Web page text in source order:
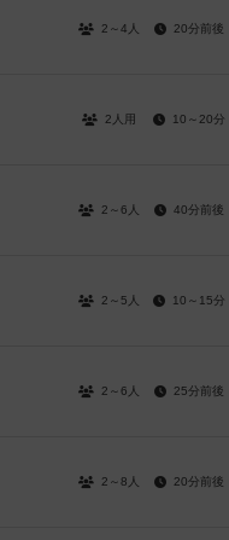
2～4人 20分前後
2人用 10～20分
2～6人 40分前後
2～5人 10～15分
2～6人 25分前後
2～8人 20分前後